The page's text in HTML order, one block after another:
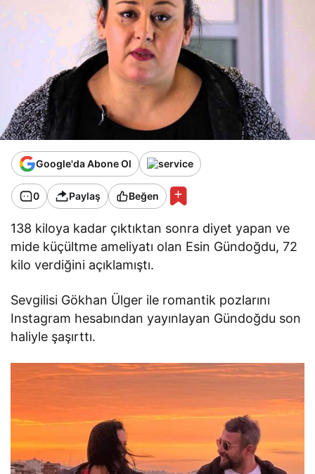
Google'da Abone Ol
0 Paylaş Beğen
138 kiloya kadar çıktıktan sonra diyet yapan ve
mide küçültme ameliyatı olan Esin Gündoğdu, 72
kilo verdiğini açıklamıştı.
Sevgilisi Gökhan Ülger ile romantik pozlarını
Instagram hesabından yayınlayan Gündoğdu son
haliyle şaşırttı.